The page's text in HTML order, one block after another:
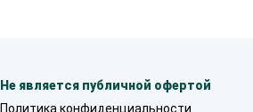
Не является публичной офертой
Политика конфиденциальности